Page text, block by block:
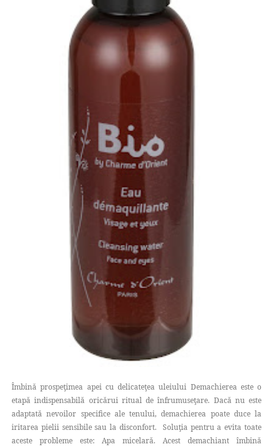
Îmbină prospeţimea apei cu delicateţea uleiului Demachierea este o
etapă indispensabilă oricărui ritual de înfrumuseţare. Dacă nu este
adaptată nevoilor specifice ale tenului, demachierea poate duce la
iritarea pielii sensibile sau la disconfort. Soluţia pentru a evita toate
aceste probleme este: Apa micelară. Acest demachiant îmbină